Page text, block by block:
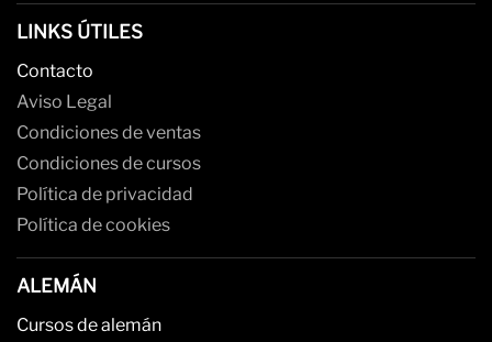
LINKS ÚTILES
Contacto
Aviso Legal
Condiciones de ventas
Condiciones de cursos
Política de privacidad
Política de cookies
ALEMÁN
Cursos de alemán